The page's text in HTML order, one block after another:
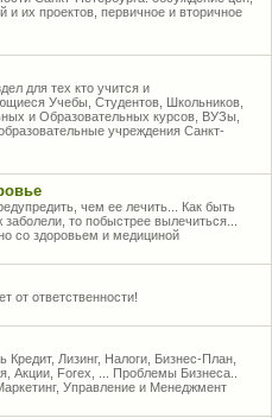
и их проектов, первичное и вторичное
для тех кто учится и
Учебы, Студентов, Школьников,
и Образовательных курсов, ВУЗы,
учреждения Санкт-
чем ее лечить... Как быть
то побыстрее вылечиться...
со здоровьем и медициной
от ответственности!
Кредит, Лизинг, Налоги, Бизнес-План,
Акции, Forex, ... Проблемы Бизнеса..
Управление и Менеджмент